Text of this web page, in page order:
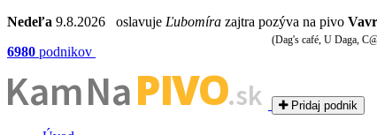
Nedeľa 9.8.2026 oslavuje Ľubomíra zajtra pozýva na pivo
6980 podnikov
Kam NaPIVO.sk Pridaj podnik
(Dag's café, U Daga,